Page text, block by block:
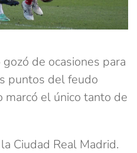
de ocasiones para
puntos del feudo
marcó el único tanto de
Ciudad Real Madrid.